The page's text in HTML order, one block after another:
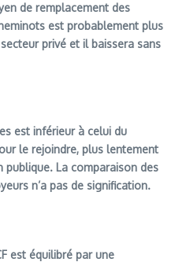
de remplacement des
est probablement plus
privé et il baissera sans
est inférieur à celui du
le rejoindre, plus lentement
La comparaison des
n’a pas de signification.
est équilibré par une